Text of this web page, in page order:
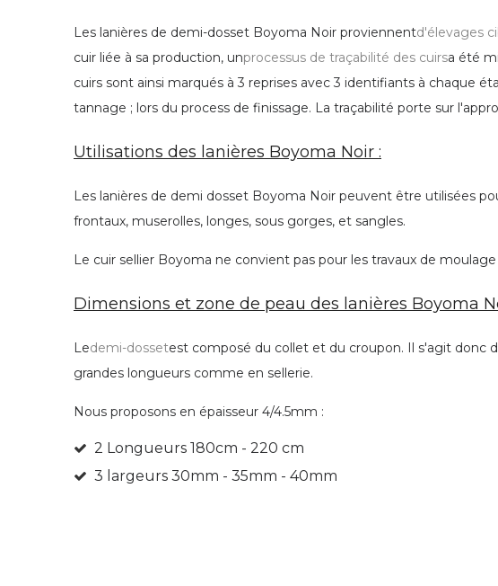
Les lanières de demi-dosset Boyoma Noir proviennentd'élevages
cuir liée à sa production, unprocessus de traçabilité des cuirsa été
cuirs sont ainsi marqués à 3 reprises avec 3 identifiants à chaque
tannage ; lors du process de finissage. La traçabilité porte sur
Utilisations des lanières Boyoma Noir :
Les lanières de demi dosset Boyoma Noir peuvent être utilisées
frontaux, muserolles, longes, sous gorges, et sangles.
Le cuir sellier Boyoma ne convient pas pour les travaux de
Dimensions et zone de peau des lanières Boyoma
Ledemi-dossetest composé du collet et du croupon. Il s'agit donc
grandes longueurs comme en sellerie.
Nous proposons en épaisseur 4/4.5mm :
2 Longueurs 180cm - 220 cm
3 largeurs 30mm - 35mm - 40mm